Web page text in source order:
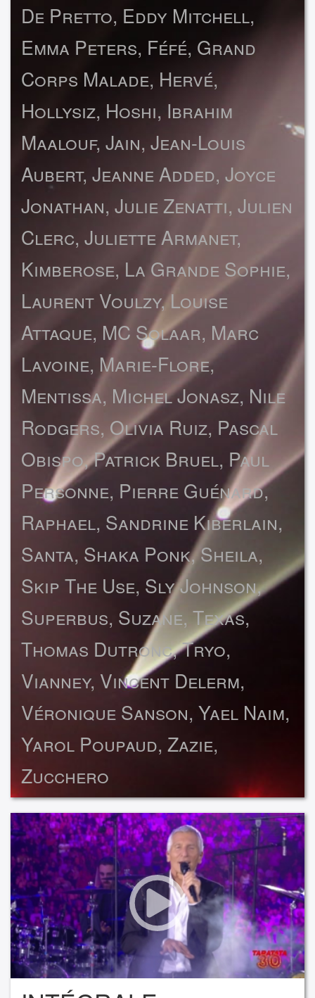
De Pretto, Eddy Mitchell,
Emma Peters, Féfé, Grand
Corps Malade, Hervé,
Hollysiz, Hoshi, Ibrahim
Maalouf, Jain, Jean-Louis
Aubert, Jeanne Added, Joyce
Jonathan, Julie Zenatti, Julien
Clerc, Juliette Armanet,
Kimberose, La Grande Sophie,
Laurent Voulzy, Louise
Attaque, MC Solaar, Marc
Lavoine, Marie-Flore,
Mentissa, Michel Jonasz, Nile
Rodgers, Olivia Ruiz, Pascal
Obispo, Patrick Bruel, Paul
Personne, Pierre Guénard,
Raphael, Sandrine Kiberlain,
Santa, Shaka Ponk, Sheila,
Skip The Use, Sly Johnson,
Superbus, Suzane, Texas,
Thomas Dutronc, Tryo,
Vianney, Vincent Delerm,
Véronique Sanson, Yael Naim,
Yarol Poupaud, Zazie,
Zucchero